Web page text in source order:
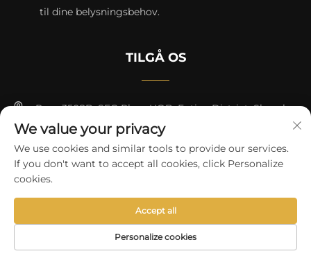
til dine belysningsbehov.
TILGÅ OS
Rum 3508B, SEG Plaza HQB, Futian District, Shenzhen
+8615817427232
[email protected]
Copyright © 2024 by skycity light co., ltd Privatlivspolitik
We value your privacy
We use cookies and similar tools to provide our services.
If you don't want to accept all cookies, click Personalize
cookies.
Personalize cookies
Accept all